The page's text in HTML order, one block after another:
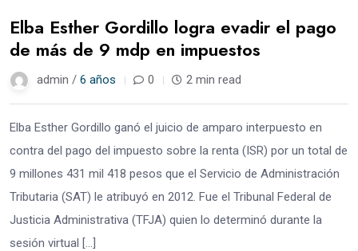
Elba Esther Gordillo logra evadir el pago
de más de 9 mdp en impuestos
admin / 6 años 0 2 min read
Elba Esther Gordillo ganó el juicio de amparo interpuesto en
contra del pago del impuesto sobre la renta (ISR) por un total de
9 millones 431 mil 418 pesos que el Servicio de Administración
Tributaria (SAT) le atribuyó en 2012. Fue el Tribunal Federal de
Justicia Administrativa (TFJA) quien lo determinó durante la
sesión virtual […]